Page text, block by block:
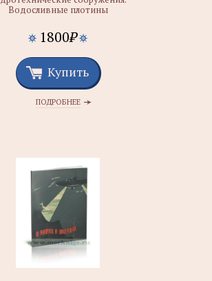
Водосливные плотины
1800₽
Купить
ПОДРОБНЕЕ